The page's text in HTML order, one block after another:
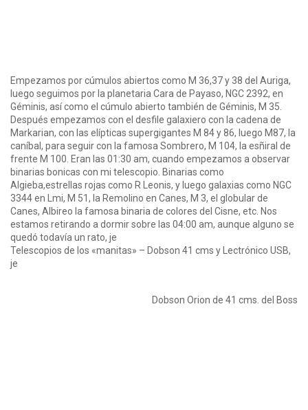
Empezamos por cúmulos abiertos como M 36,37 y 38 del Auriga,
luego seguimos por la planetaria Cara de Payaso, NGC 2392, en
Géminis, así como el cúmulo abierto también de Géminis, M 35.
Después empezamos con el desfile galaxiero con la cadena de
Markarian, con las elípticas supergigantes M 84 y 86, luego M87, la
caníbal, para seguir con la famosa Sombrero, M 104, la esñiral de
frente M 100. Eran las 01:30 am, cuando empezamos a observar
binarias bonicas con mi telescopio. Binarias como
Algieba,estrellas rojas como R Leonis, y luego galaxias como NGC
3344 en Lmi, M 51, la Remolino en Canes, M 3, el globular de
Canes, Albireo la famosa binaria de colores del Cisne, etc. Nos
estamos retirando a dormir sobre las 04:00 am, aunque alguno se
quedó todavía un rato, je
Telescopios de los «manitas» – Dobson 41 cms y Lectrónico USB,
je
Dobson Orion de 41 cms. del Boss